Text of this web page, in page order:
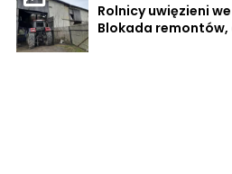
Rolnicy uwięzieni
Blokada